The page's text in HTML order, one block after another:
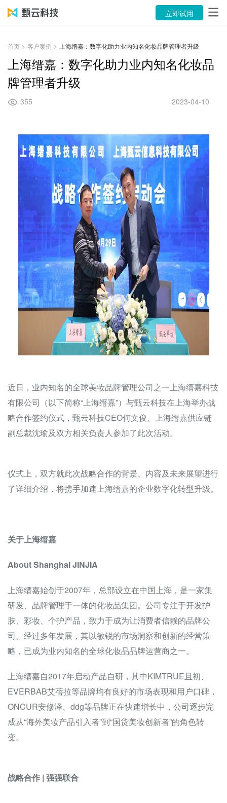
产品
案例
资源中心
立即试用
售前咨询：400-116-6869
售后服务：400-116-0808
立即试用
首页 > 客户案例 > 上海缙嘉：数字化助力业内知名化妆品牌管理者升级
上海缙嘉：数字化助力业内知名化妆品
牌管理者升级
2023-04-10
355
近日，业内知名的全球美妆品牌管理公司之一上海缙嘉科技
有限公司（以下简称“上海缙嘉”）与甄云科技在上海举办战
略合作签约仪式，甄云科技CEO何文俊、上海缙嘉供应链
副总裁沈瑜及双方相关负责人参加了此次活动。
仪式上，双方就此次战略合作的背景、内容及未来展望进行
了详细介绍，将携手加速上海缙嘉的企业数字化转型升级。
关于上海缙嘉
About Shanghai JINJIA
上海缙嘉始创于2007年，总部设立在中国上海，是一家集
研发、品牌管理于一体的化妆品集团。公司专注于开发护
肤、彩妆、个护产品，致力于成为让消费者信赖的品牌公
司。经过多年发展，其以敏锐的市场洞察和创新的经营策
略，已成为业内知名的全球化妆品品牌运营商之一。
上海缙嘉自2017年启动产品自研，其中KIMTRUE且初、
EVERBAB艾蓓拉等品牌均有良好的市场表现和用户口碑，
ONCUR安修泽、ddg等品牌正在快速增长中，公司逐步完
成从“海外美妆产品引入者”到“国货美妆创新者”的角色转
变。
战略合作 | 强强联合